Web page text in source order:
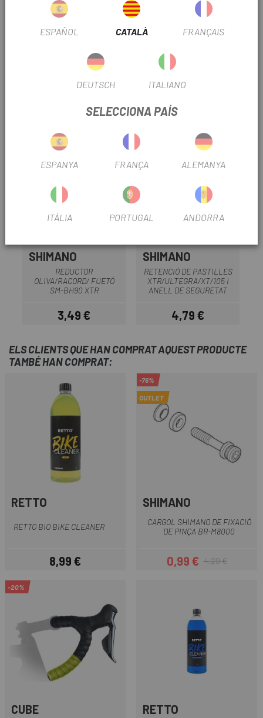
Btt
INFORMACIÓ DEL PRODUCTE
*La imatge pot no cenyir-se a la realitat*
PRODUCTOS SIMILARES
SHIMANO
REDUCTOR
OLIVA/RACORD/ FUETÓ
SM-BH90 XTR
Preu
3,49 €
SHIMANO
RETENCIÓ DE PASTILLES
XTR/ULTEGRA/XT/105 I
ANELL DE SEGURETAT
Preu
4,79 €
ELS CLIENTS QUE HAN COMPRAT AQUEST PRODUCTE
TAMBÉ HAN COMPRAT:
RETTO
RETTO BIO BIKE CLEANER
Preu
8,99 €
-76%
OUTLET
SHIMANO
CARGOL SHIMANO DE FIXACIÓ
DE PINÇA BR-M8000
Preu
0,99 €Preu regular
4,29 €
-20%
CUBE RETTO
ESPAÑOL CATALÀ FRANÇAIS
DEUTSCH ITALIANO
SELECCIONA PAÍS
ESPANYA FRANÇA ALEMANYA
ITÀLIA PORTUGAL ANDORRA